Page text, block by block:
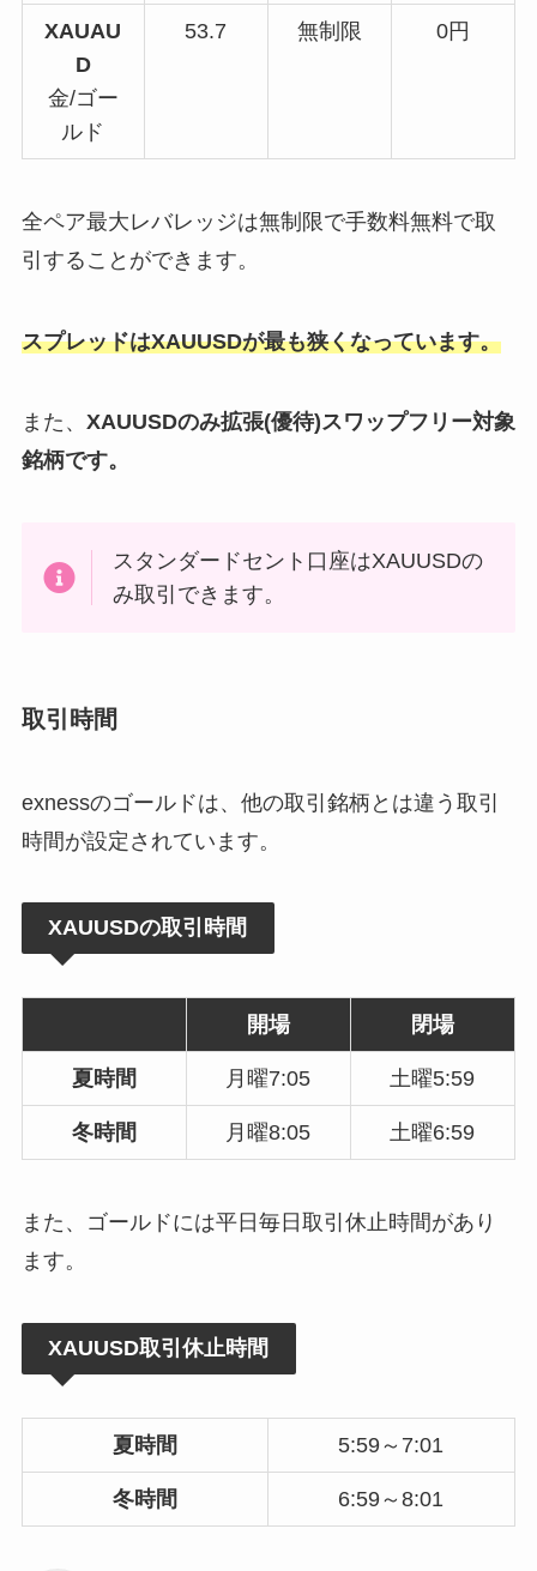
XAUAU
D
金/ゴー
ルド
53.7 無制限 0円
全ペア最大レバレッジは無制限で手数料無料で取
引することができます。
スプレッドはXAUUSDが最も狭くなっています。
また、 XAUUSDのみ拡張(優待)スワップフリー対象
銘柄です。
スタンダードセント口座はXAUUSDの
み取引できます。
取引時間
exnessのゴールドは、他の取引銘柄とは違う取引
時間が設定されています。
XAUUSDの取引時間
開場 閉場
夏時間 月曜7:05 土曜5:59
冬時間 月曜8:05 土曜6:59
また、ゴールドには平日毎日取引休止時間があり
ます。
XAUUSD取引休止時間
夏時間 5:59～7:01
冬時間 6:59～8:01